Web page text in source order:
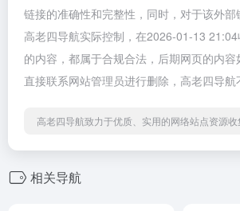
链接的准确性和完整性，同时，对于该外
高老四导航实际控制，在2026-01-13
的内容，都属于合规合法，后期网页的内
直接联系网站管理员进行删除，高老四导航
高老四导航致力于优质、实用的网络站点资源收
相关导航